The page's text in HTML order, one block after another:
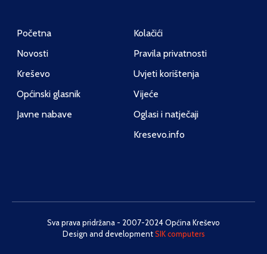
Početna
Novosti
Kreševo
Općinski glasnik
Javne nabave
Kolačići
Pravila privatnosti
Uvjeti korištenja
Vijeće
Oglasi i natječaji
Kresevo.info
Sva prava pridržana - 2007-2024 Općina Kreševo
Design and developmentSIK computers